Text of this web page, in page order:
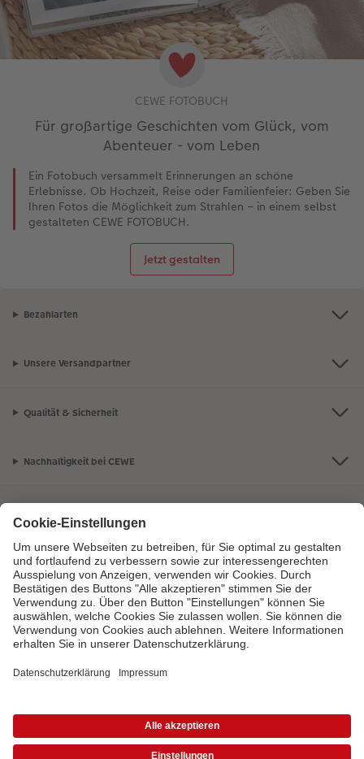
CEWE FOTOBUCH
Für großartige Geschichten vom Glück, vom
Abenteuer - vom Leben
Ein Fotobuch versammelt Erinnerungen an schöne
Erlebnisse. Ob Hochzeit, Reise oder Familienfeier: Geben Sie
Ihren Fotos die Möglichkeit zum Strahlen – in einem selbst
gestalteten CEWE FOTOBUCH.
Jetzt gestalten
Bezahlarten
Unsere Versandpartner
Qualität & Sicherheit
Nachhaltigkeit bei CEWE
Informationen
Sortiment
Mo. bis Sa.: 8:00 – 20:00 Uhr und So.: 10:00 – 18:00 Uhr